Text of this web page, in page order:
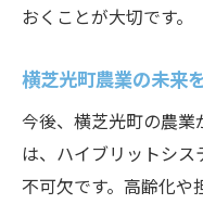
おくことが大切です。
横芝光町農業の未来
今後、横芝光町の農
は、ハイブリットシ
不可欠です。高齢化